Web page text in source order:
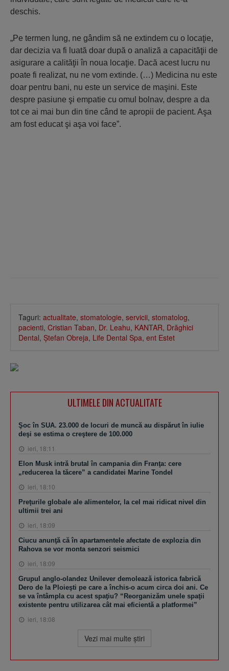
deschis.
„Pe termen lung, ne gândim să ne extindem cu o locaţie,
dar decizia va fi luată doar după o analiză a capacităţii de
asigurare a calităţii în noua locaţie. Dacă acest lucru nu
poate fi realizat, nu ne vom extinde. (…) Medicina nu este
doar pentru bani, nu este un service de maşini. Este
despre pasiune şi empatie cu omul bolnav, despre a da
tot ce ai mai bun din tine când te apropii de pacient. Aşa
am fost educat şi aşa voi face”.
Taguri: actualitate, stomatologie, servicii, stomatolog,
pacienti, Cristian Taban, Dr. Leahu, KANTAR, Drăghici
Dental, Ştefan Obreja, Life Dental Spa, ent Estet
ULTIMELE DIN ACTUALITATE
Şoc în SUA. 23.000 de locuri de muncă au dispărut în iulie
deşi se estima o creştere de 100.000
ieri, 18:11
Elon Musk intră brutal în campania din Franţa: cere
„reducerea la tăcere” a candidatei Marine Tondel
ieri, 18:10
Preţurile globale ale alimentelor, la cel mai ridicat nivel din
ultimii trei ani
ieri, 18:09
Ciucu anunţă că în apartamentele afectate de explozia din
Rahova se vor monta senzori seismici
ieri, 18:09
Grupul anglo-olandez Unilever demolează istorica fabrică
Dero de la Ploieşti pe care a închis-o acum circa doi ani. Ce
se va întâmpla cu acest spaţiu? “Reorganizăm unele spaţii
existente pentru utilizarea cât mai eficientă a platformei”
ieri, 18:08
Vezi mai multe ştiri